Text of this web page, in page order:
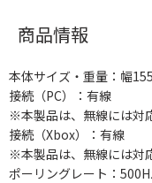
商品情報
本体サイズ・重量：幅
接続（PC）：有線
※本製品は、無線には対
接続（Xbox）：有線
※本製品は、無線には対
ポーリングレート：